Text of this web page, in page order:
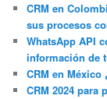
CRM en
sus procesos
WhatsApp API
información de
CRM en México
CRM 2024 para